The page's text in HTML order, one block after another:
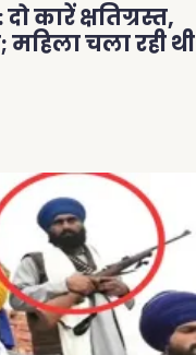
कारें क्षतिग्रस्त,
चला रही थी